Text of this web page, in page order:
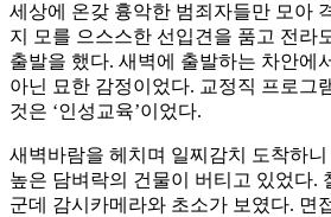
세상에 온갖 흉악한 범죄자들만 모아
지 모를 으스스한 선입견을 품고 전라
출발을 했다. 새벽에 출발하는 차안에
아닌 묘한 감정이었다. 교정직 프로그
것은 ‘인성교육’이었다.
새벽바람을 헤치며 일찌감치 도착하
높은 담벼락의 건물이 버티고 있었다.
군데 감시카메라와 초소가 보였다. 면